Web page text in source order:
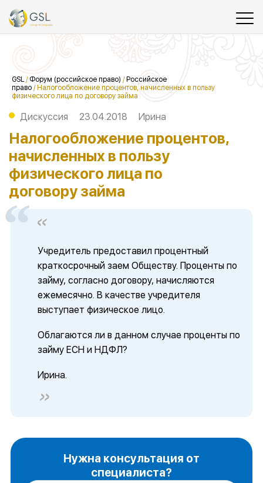
GSL / Форум (российское право) / Российское
право / Налогообложение процентов, начисленных в пользу
физического лица по договору займа
Дискуссия 23.04.2018 Ирина
Налогообложение процентов,
начисленных в пользу
физического лица по
договору займа
Учредитель предоставил процентный
краткосрочный заем Обществу. Проценты по
займу, согласно договору, начисляются
ежемесячно. В качестве учредителя
выступает физическое лицо.
Облагаются ли в данном случае проценты по
займу ЕСН и НДФЛ?
Ирина.
Нужна консультация от
специалиста?